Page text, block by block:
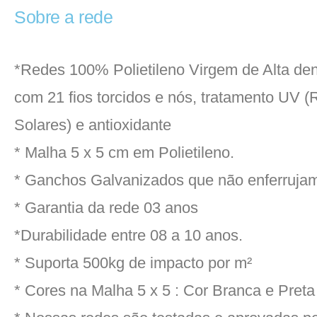
Sobre a rede
*Redes 100% Polietileno Virgem de Alta
com 21 fios torcidos e nós, tratamento UV
Solares) e antioxidante
* Malha 5 x 5 cm em Polietileno.
* Ganchos Galvanizados que não
* Garantia da rede 03 anos
*Durabilidade entre 08 a 10 anos.
* Suporta 500kg de impacto por m²
* Cores na Malha 5 x 5 : Cor Branca e Preta